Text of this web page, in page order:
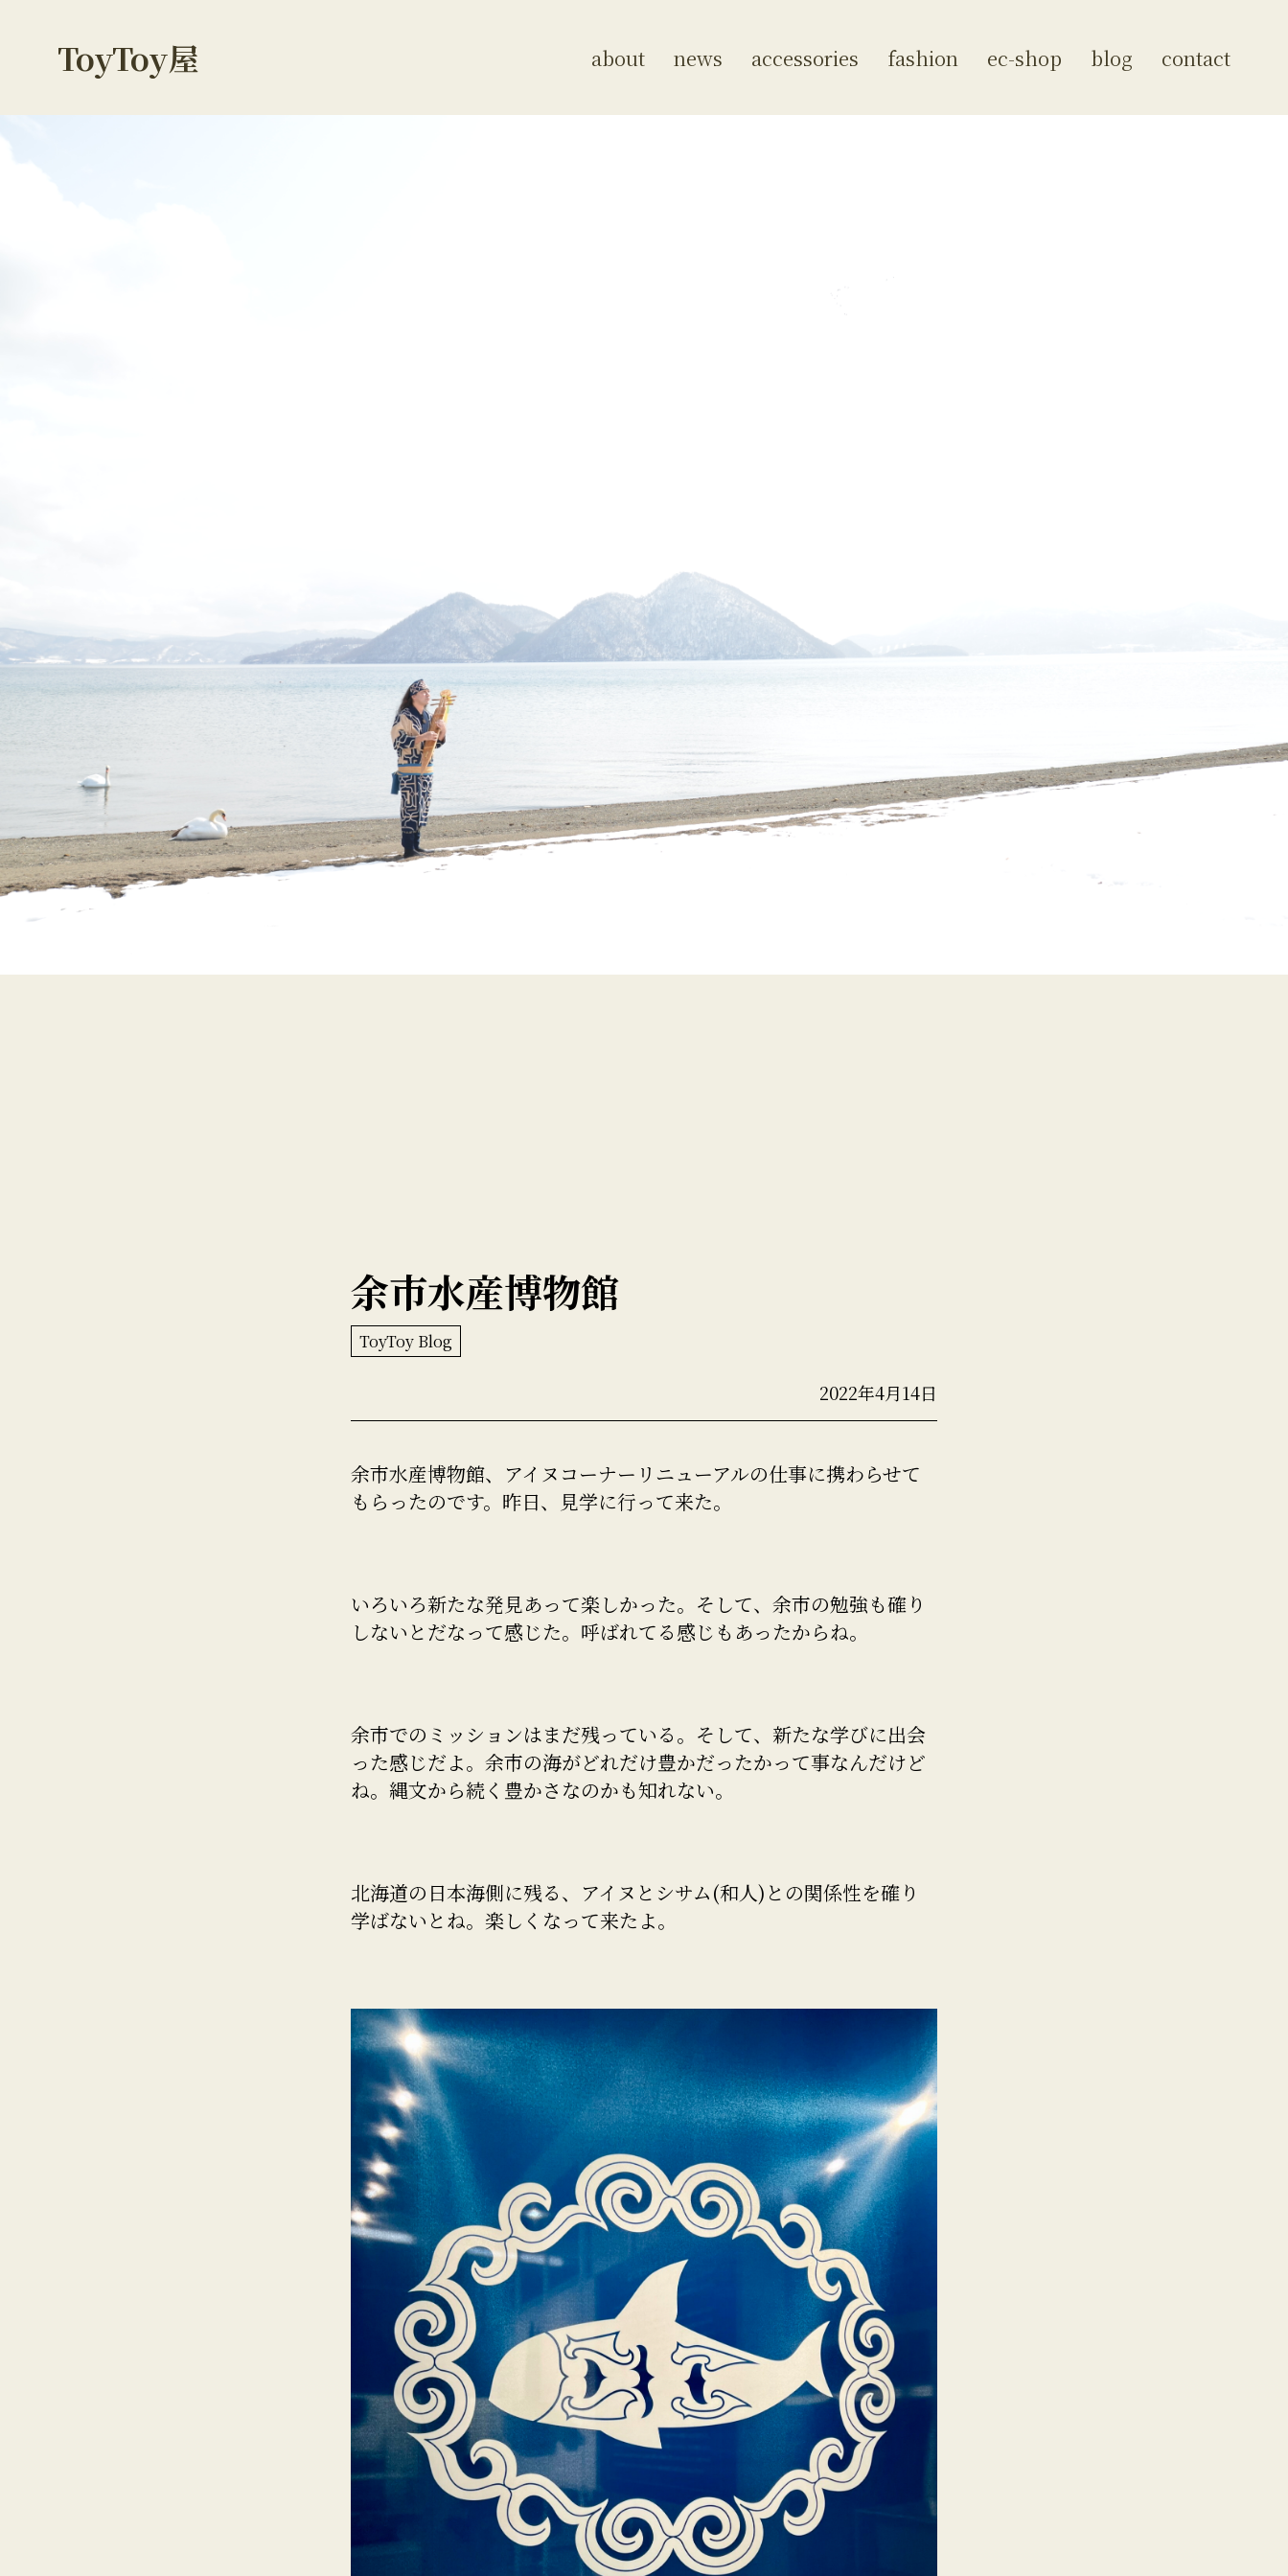
ToyToy屋 about news accessories fashion ec-shop blog contact
余市水産博物館
ToyToy Blog
2022年4月14日
余市水産博物館、アイヌコーナーリニューアルの仕事に携わらせて
もらったのです。昨日、見学に行って来た。
いろいろ新たな発見あって楽しかった。そして、余市の勉強も確り
しないとだなって感じた。呼ばれてる感じもあったからね。
余市でのミッションはまだ残っている。そして、新たな学びに出会
った感じだよ。余市の海がどれだけ豊かだったかって事なんだけど
ね。縄文から続く豊かさなのかも知れない。
北海道の日本海側に残る、アイヌとシサム(和人)との関係性を確り
学ばないとね。楽しくなって来たよ。